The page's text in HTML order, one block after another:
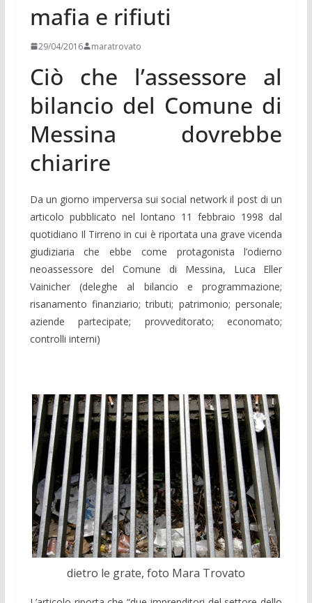
mafia e rifiuti
29/04/2016 maratrovato
Ciò che l’assessore al
bilancio del Comune di
Messina dovrebbe
chiarire
Da un giorno imperversa sui social network il post di un
articolo pubblicato nel lontano 11 febbraio 1998 dal
quotidiano Il Tirreno in cui è riportata una grave vicenda
giudiziaria che ebbe come protagonista l’odierno
neoassessore del Comune di Messina, Luca Eller
Vainicher (deleghe al bilancio e programmazione;
risanamento finanziario; tributi; patrimonio; personale;
aziende partecipate; provveditorato; economato;
controlli interni)
dietro le grate, foto Mara Trovato